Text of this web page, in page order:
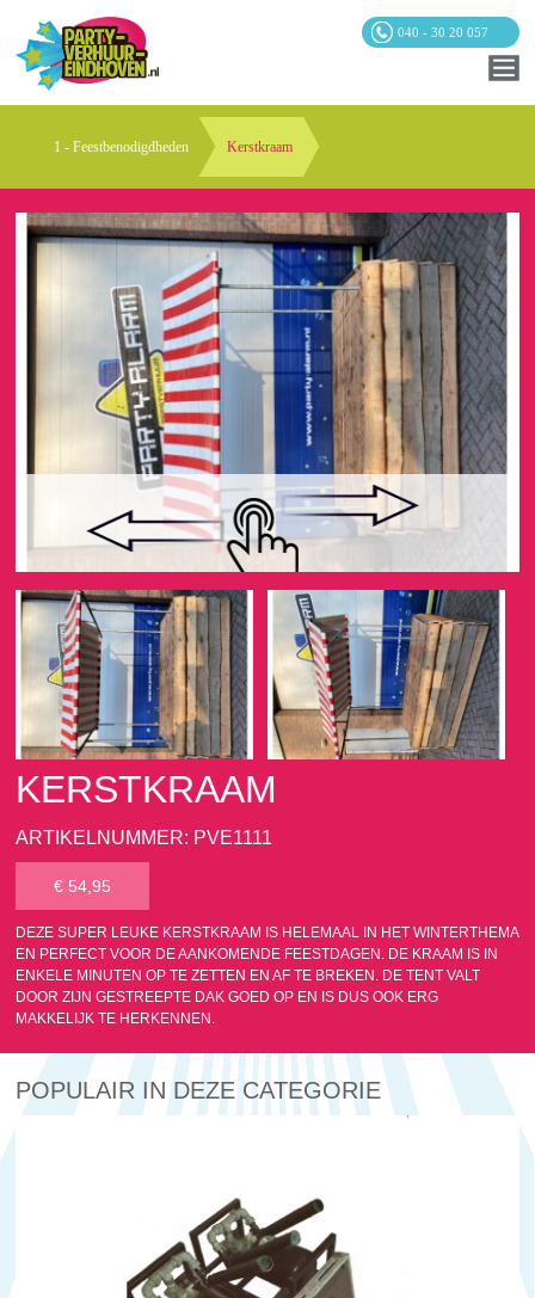
040 - 30 20 057
1 - Feestbenodigdheden Kerstkraam
KERSTKRAAM
ARTIKELNUMMER: PVE1111
€ 54,95
DEZE SUPER LEUKE KERSTKRAAM IS HELEMAAL IN HET WINTERTHEMA
EN PERFECT VOOR DE AANKOMENDE FEESTDAGEN. DE KRAAM IS IN
ENKELE MINUTEN OP TE ZETTEN EN AF TE BREKEN. DE TENT VALT
DOOR ZIJN GESTREEPTE DAK GOED OP EN IS DUS OOK ERG
MAKKELIJK TE HERKENNEN.
POPULAIR IN DEZE CATEGORIE